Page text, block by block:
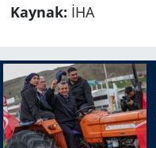
Kaynak: İHA